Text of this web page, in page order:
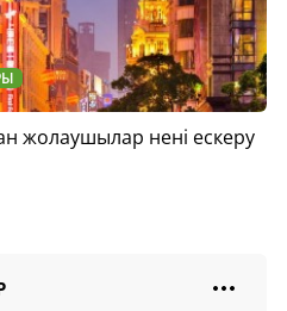
жолаушылар нені ескеру